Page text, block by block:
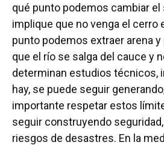
qué punto podemos cambiar
implique que no venga el cerro
punto podemos extraer arena y
que el río se salga del cauce y
determinan estudios técnicos,
hay, se puede seguir
importante respetar estos
seguir construyendo
riesgos de desastres. En la